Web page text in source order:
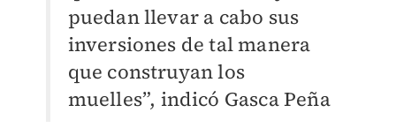
puedan llevar a cabo sus
inversiones de tal manera
que construyan los
muelles”, indicó Gasca Peña